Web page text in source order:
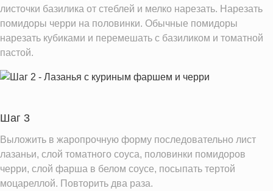
листочки базилика от стеблей и мелко нарезать. Нарезать
помидоры черри на половинки. Обычные помидоры
нарезать кубиками и перемешать с базиликом и томатной
пастой.
Шаг 3
Выложить в жаропрочную форму последовательно лист
лазаньи, слой томатного соуса, половинки помидоров
черри, слой фарша в белом соусе, посыпать тертой
моцареллой. Повторить два раза.